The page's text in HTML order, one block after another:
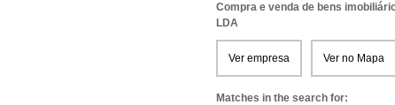
Compra e venda de bens
LDA
Ver empresa Ver no Mapa
Matches in the search for: